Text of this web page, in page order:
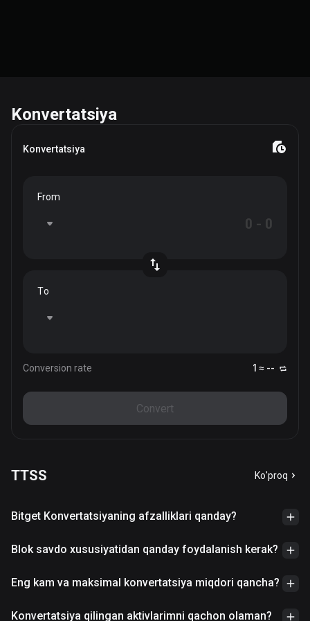
Konvertatsiya
Konvertatsiya
From
To
Conversion rate 1 ≈ --
Convert
TTSS Ko'proq
Bitget Konvertatsiyaning afzalliklari qanday?
Blok savdo xususiyatidan qanday foydalanish kerak?
Eng kam va maksimal konvertatsiya miqdori qancha?
Konvertatsiya qilingan aktivlarimni qachon olaman?